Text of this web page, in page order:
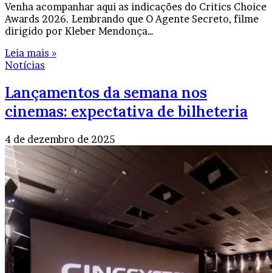
Venha acompanhar aqui as indicações do Critics Choice
Awards 2026. Lembrando que O Agente Secreto, filme
dirigido por Kleber Mendonça…
Leia mais »
Notícias
Lançamentos da semana nos
cinemas: expectativa de bilheteria
4 de dezembro de 2025